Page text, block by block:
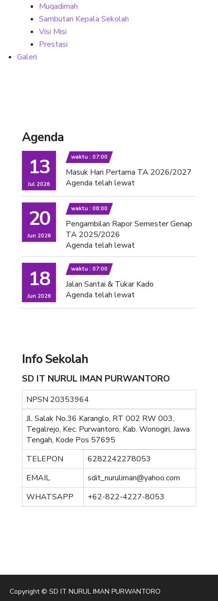
Muqadimah
Sambutan Kepala Sekolah
Visi Misi
Prestasi
Galeri
Agenda
13
Jul 2026
waktu : 07:00
Masuk Hari Pertama TA 2026/2027
Agenda telah lewat
20
Jun 2026
waktu : 08:00
Pengambilan Rapor Semester Genap
TA 2025/2026
Agenda telah lewat
18
Jun 2026
waktu : 07:00
Jalan Santai & Tukar Kado
Agenda telah lewat
Info Sekolah
SD IT NURUL IMAN PURWANTORO
NPSN 20353964
Jl. Salak No.36 Karanglo, RT 002 RW 003,
Tegalrejo, Kec. Purwantoro, Kab. Wonogiri, Jawa
Tengah, Kode Pos 57695
TELEPON
6282242278053
EMAIL
sdit_nuruliman@yahoo.com
WHATSAPP
+62-822-4227-8053
Copyright © SD IT NURUL IMAN PURWANTORO